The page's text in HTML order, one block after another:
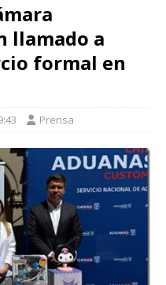
llamado a
formal en
Prensa